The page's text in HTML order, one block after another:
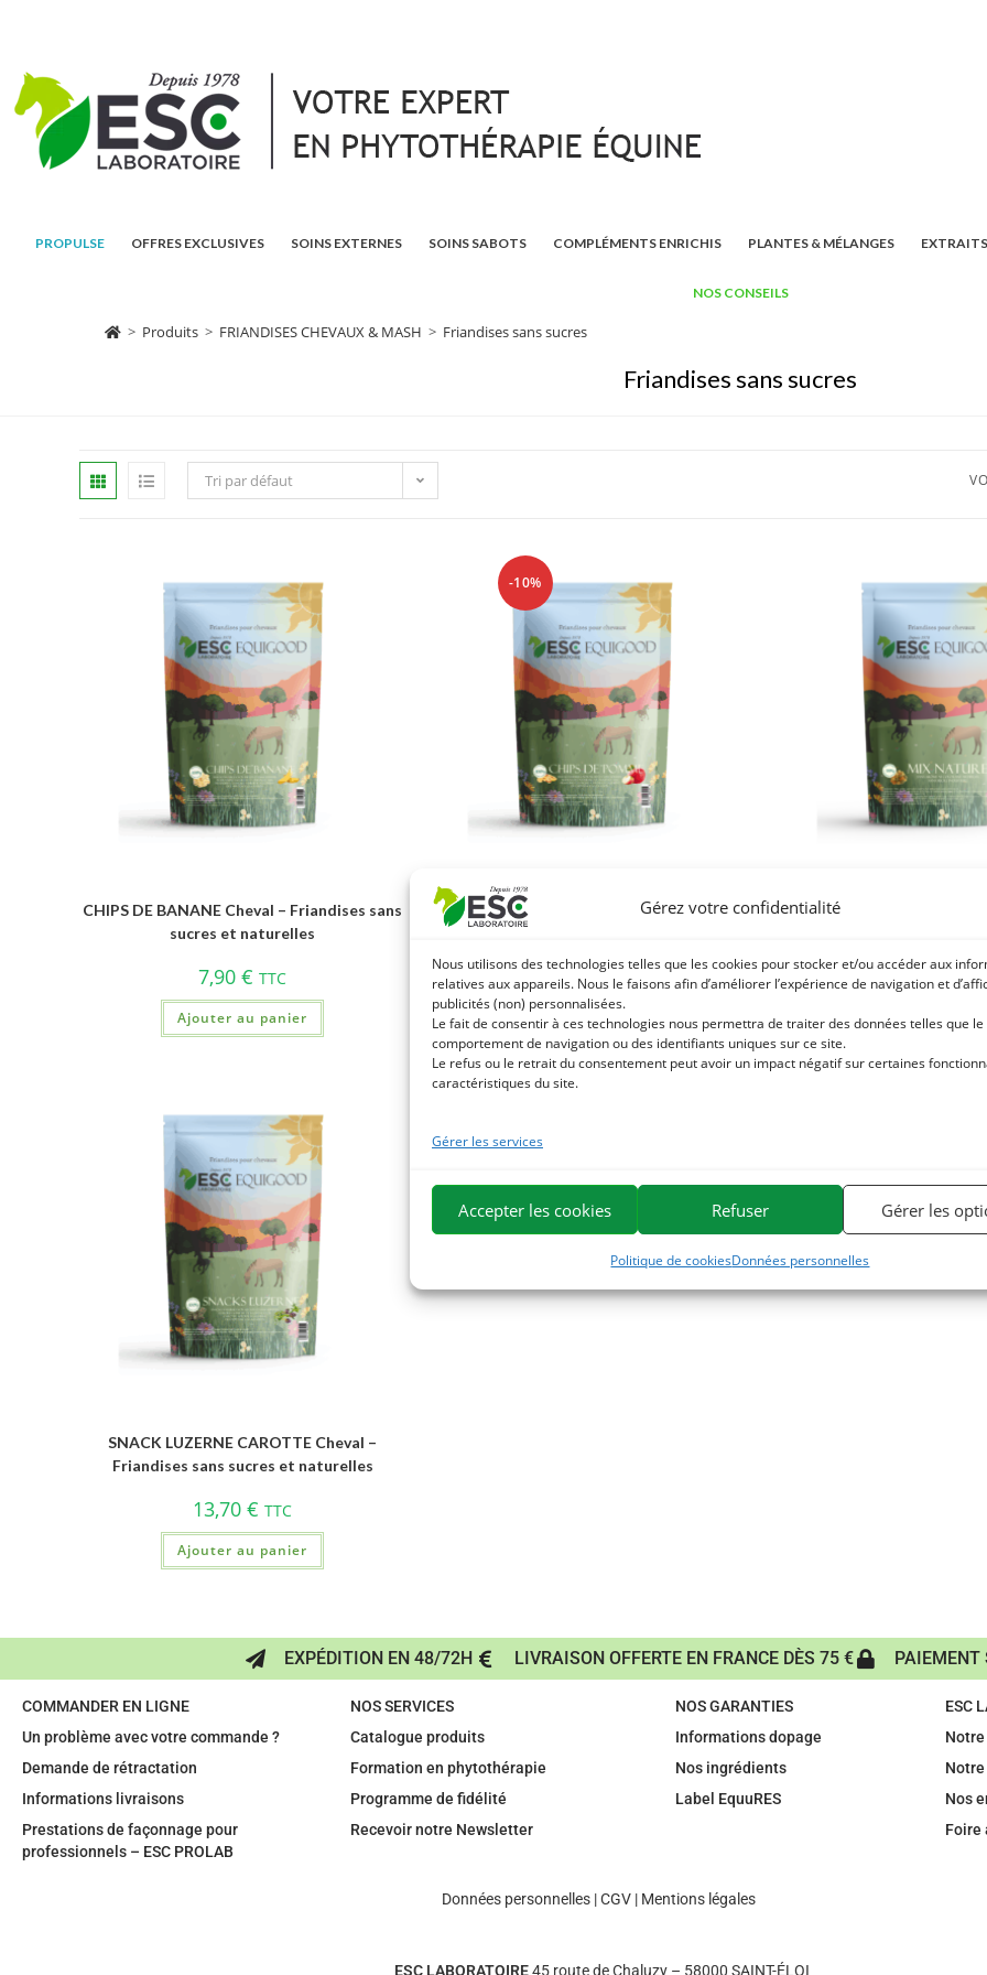
Gérez votre confidentialité
Nous utilisons des technologies telles que les cookies pour stocker et/ou accéder aux
relatives aux appareils. Nous le faisons afin d’améliorer l’expérience de navigation et
publicités (non) personnalisées.
Le fait de consentir à ces technologies nous permettra de traiter des données telles que le
comportement de navigation ou des identifiants uniques sur ce site.
Le refus ou le retrait du consentement peut avoir un impact négatif sur certaines
caractéristiques du site.
Gérer les services
Accepter les cookies Refuser Gérer les
Politique de cookiesDonnées personnelles
PROPULSE OFFRES EXCLUSIVES SOINS EXTERNES SOINS SABOTS COMPLÉMENTS ENRICHIS PLANTES & MÉLANGES
NOS CONSEILS
> Produits > FRIANDISES CHEVAUX & MASH > Friandises sans sucres
Friandises sans sucres
Tri par défaut
CHIPS DE BANANE Cheval – Friandises sans
sucres et naturelles
7,90€ TTC
Ajouter au panier
-10%
CHIPS DE POMME Cheval – Friandises sans
sucres et naturelles
15,80€ 14,22€ TTC
Ajouter au panier
EQUIGOOD NATURE –
8,20€ –
Choix des
SNACK LUZERNE CAROTTE Cheval –
Friandises sans sucres et naturelles
13,70€ TTC
Ajouter au panier
EXPÉDITION EN 48/72H LIVRAISON OFFERTE EN FRANCE DÈS 75 € PAIEMENT
COMMANDER EN LIGNE
Un problème avec votre commande ?
Demande de rétractation
Informations livraisons
Prestations de façonnage pour
professionnels – ESC PROLAB
NOS SERVICES
Catalogue produits
Formation en phytothérapie
Programme de fidélité
Recevoir notre Newsletter
NOS GARANTIES
Informations dopage
Nos ingrédients
Label EquuRES
ESC
Nos
Foire
Données personnelles|CGV| Mentions légales
ESC LABORATOIRE45 route de Chaluzy – 58000 SAINT-ÉLOI